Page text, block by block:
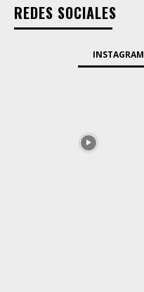
REDES SOCIALES
INSTAGRAM